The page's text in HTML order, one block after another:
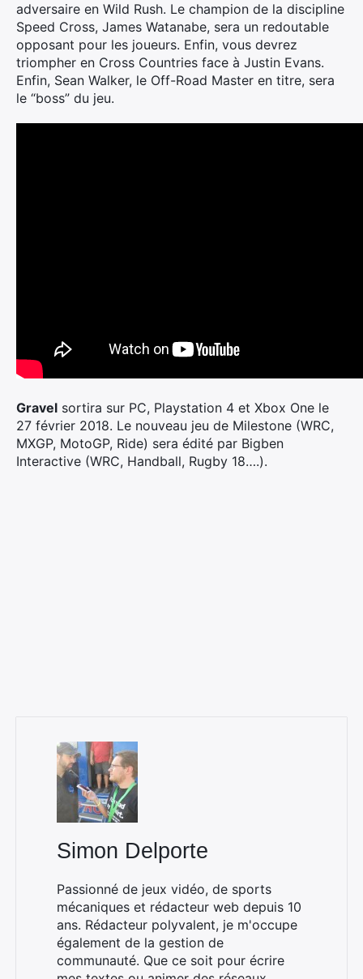
adversaire en Wild Rush. Le champion de la discipline
Speed Cross, James Watanabe, sera un redoutable
opposant pour les joueurs. Enfin, vous devrez
triompher en Cross Countries face à Justin Evans.
Enfin, Sean Walker, le Off-Road Master en titre, sera
le “boss” du jeu.
Gravel sortira sur PC, Playstation 4 et Xbox One le
27 février 2018. Le nouveau jeu de Milestone (WRC,
MXGP, MotoGP, Ride) sera édité par Bigben
Interactive (WRC, Handball, Rugby 18….).
Simon Delporte
Passionné de jeux vidéo, de sports
mécaniques et rédacteur web depuis 10
ans. Rédacteur polyvalent, je m'occupe
également de la gestion de
communauté. Que ce soit pour écrire